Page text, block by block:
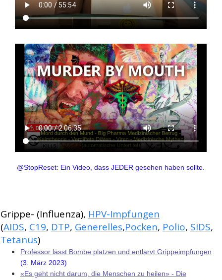
@StopReset: Ein Video, dass JEDER gesehen haben sollte.
Grippe- (Influenza), HPV-Impfungen
(AIDS, C19, DTP, Generelles,Pocken, Polio, SIDS,
Tetanus)
Professor lässt Bombe platzen und entlarvt Grippeimpfungen
(3. März 2023)
«Es geht nicht darum, die Menschen zu heilen» - Die